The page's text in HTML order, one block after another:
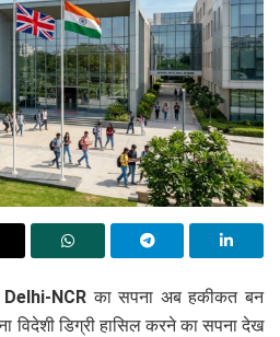
NCRका सपना अब हकीकत बन
विदेशी डिग्री हासिल करने का सपना देख